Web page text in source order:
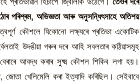
পৰিশ্ৰম, অভিজ্ঞতা আৰু অনুসন্ধিৎসাহে অতিশয়
কৌশলে যিকোনো লক্ষ্যৰে প্ৰতিভা একোটিক
উদঙীয়া গৰুৰ দৰে আহি সবলতাৰ কঠিয়াসমূহ
আবদ্ধ কৰাৰ সুক্ষ্ম কৌশল শিকিব লগা হয়।
খেলিমেলি কৰা ইত্যাদি কৰিছিল। সেইবাবে